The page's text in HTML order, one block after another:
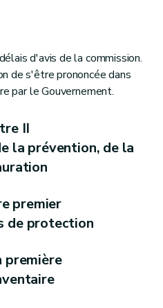
d'avis de la commission.
de s'être prononcée dans
par le Gouvernement.
II
la prévention, de la
premier
de protection
première